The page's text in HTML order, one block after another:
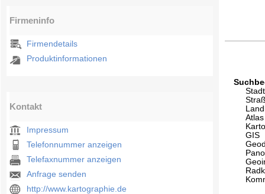
Firmeninfo
Firmendetails
Produktinformationen
Kontakt
Impressum
Telefonnummer anzeigen
Telefaxnummer anzeigen
Anfrage senden
http://www.kartographie.de
Atlas
GIS